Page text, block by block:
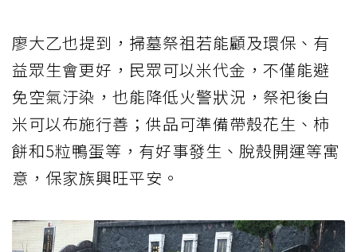
廖大乙也提到，掃墓祭祖若能顧及環保、有
益眾生會更好，民眾可以米代金，不僅能避
免空氣汙染，也能降低火警狀況，祭祀後白
米可以布施行善；供品可準備帶殼花生、柿
餅和5粒鴨蛋等，有好事發生、脫殼開運等寓
意，保家族興旺平安。